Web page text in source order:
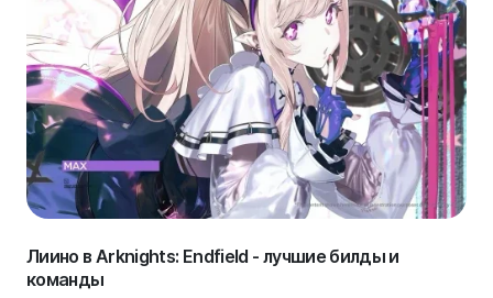
Лиино в Arknights: Endfield - лучшие билды и
команды